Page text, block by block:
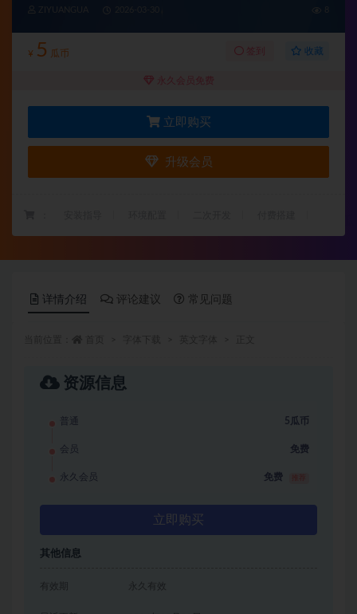
ZIYUANGUA
¥ 5 瓜币 签到 收藏
永久会员免费
立即购买
升级会员
详情介绍 评论建议 常见问题
资源信息
普通 5瓜币
会员 免费
永久会员 免费
立即购买
其他信息
有效期 永久有效